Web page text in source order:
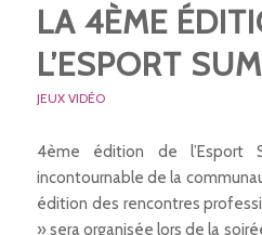
LA 4ÈME
L’ESPORT
JEUX VIDÉO
4ème édition de l’Esport
incontournable de la
édition des rencontres
» sera organisée lors de la